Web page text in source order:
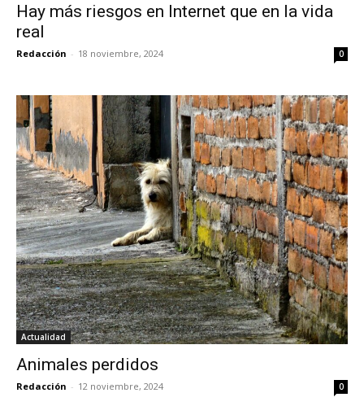
Hay más riesgos en Internet que en la vida
real
Redacción - 18 noviembre, 2024 0
Actualidad
Animales perdidos
Redacción - 12 noviembre, 2024 0